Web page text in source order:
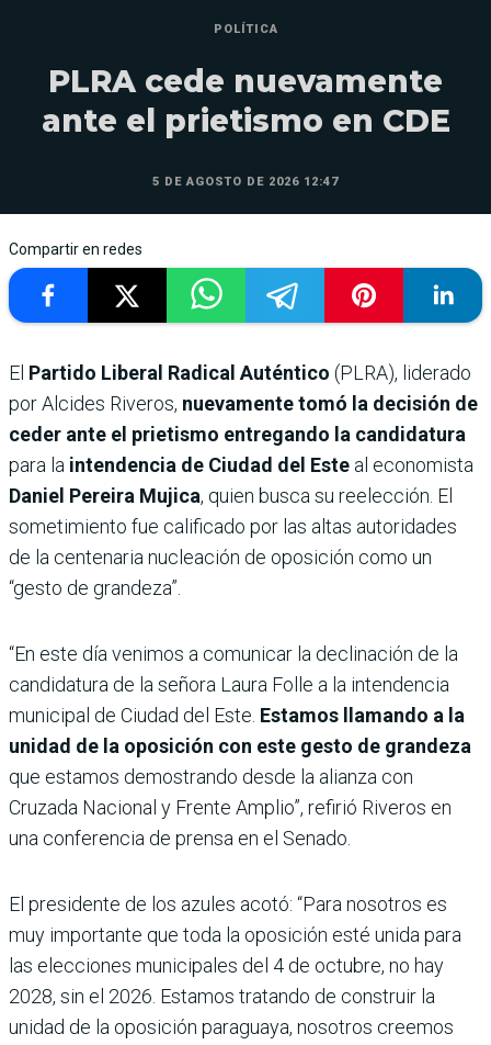
POLÍTICA
PLRA cede nuevamente
ante el prietismo en CDE
5 DE AGOSTO DE 2026 12:47
Compartir en redes
El Partido Liberal Radical Auténtico (PLRA), liderado
por Alcides Riveros, nuevamente tomó la decisión de
ceder ante el prietismo entregando la candidatura
para la intendencia de Ciudad del Este al economista
Daniel Pereira Mujica, quien busca su reelección. El
sometimiento fue calificado por las altas autoridades
de la centenaria nucleación de oposición como un
“gesto de grandeza”.
“En este día venimos a comunicar la declinación de la
candidatura de la señora Laura Folle a la intendencia
municipal de Ciudad del Este. Estamos llamando a la
unidad de la oposición con este gesto de grandeza
que estamos demostrando desde la alianza con
Cruzada Nacional y Frente Amplio”, refirió Riveros en
una conferencia de prensa en el Senado.
El presidente de los azules acotó: “Para nosotros es
muy importante que toda la oposición esté unida para
las elecciones municipales del 4 de octubre, no hay
2028, sin el 2026. Estamos tratando de construir la
unidad de la oposición paraguaya, nosotros creemos